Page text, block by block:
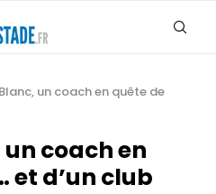
un coach en quête de
coach en
et d’un club